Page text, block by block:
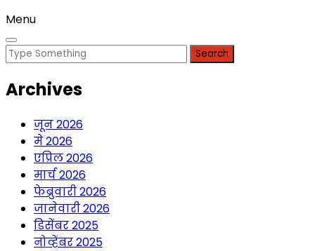
Menu
Search
Archives
जून 2026
मे 2026
एप्रिल 2026
मार्च 2026
फेब्रुवारी 2026
जानेवारी 2026
डिसेंबर 2025
नोव्हेंबर 2025